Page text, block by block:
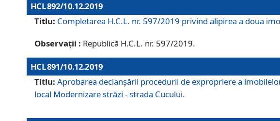
HCL 892/10.12.2019
Titlu: Completarea H.C.L. nr. 597/2019 privind alipirea a doua
Observații : Republică H.C.L. nr. 597/2019.
HCL 891/10.12.2019
Titlu: Aprobarea declanșării procedurii de expropriere a
local Modernizare străzi - strada Cucului.